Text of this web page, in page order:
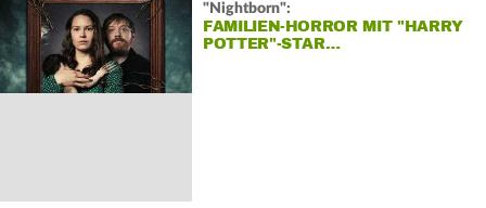
"Nightborn":
FAMILIEN-HORROR MIT "HARRY
POTTER"-STAR…